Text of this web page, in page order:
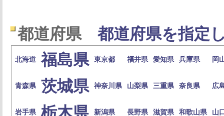
都道府県 都道府県を指定
北海道 福島県 東京都 福井県 愛知県 兵庫県 岡
青森県 茨城県 神奈川県 山梨県 三重県 奈良県 広
岩手県 新潟県 長野県 滋賀県 和歌山県 山